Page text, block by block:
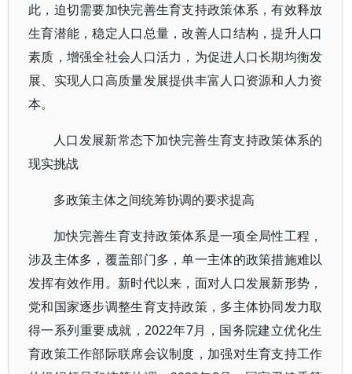
此，迫切需要加快完善生育支持政策体系，有效释放
生育潜能，稳定人口总量，改善人口结构，提升人口
素质，增强全社会人口活力，为促进人口长期均衡发
展、实现人口高质量发展提供丰富人口资源和人力资
本。
人口发展新常态下加快完善生育支持政策体系的
现实挑战
多政策主体之间统筹协调的要求提高
加快完善生育支持政策体系是一项全局性工程，
涉及主体多，覆盖部门多，单一主体的政策措施难以
发挥有效作用。新时代以来，面对人口发展新形势，
党和国家逐步调整生育支持政策，多主体协同发力取
得一系列重要成就，2022年7月，国务院建立优化生
育政策工作部际联席会议制度，加强对生育支持工作